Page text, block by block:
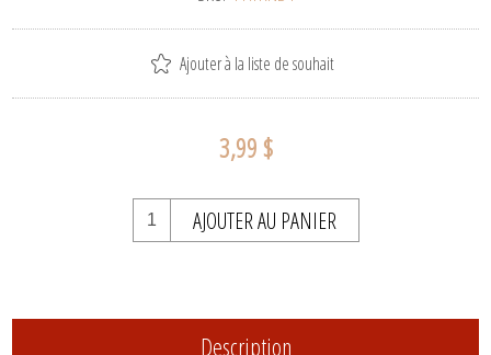
Ajouter à la liste de souhait
3,99 $
AJOUTER AU PANIER
Description